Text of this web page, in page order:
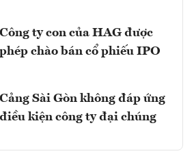
Công ty con của HAG được
phép chào bán cổ phiếu IPO
Cảng Sài Gòn không đáp ứng
điều kiện công ty đại chúng